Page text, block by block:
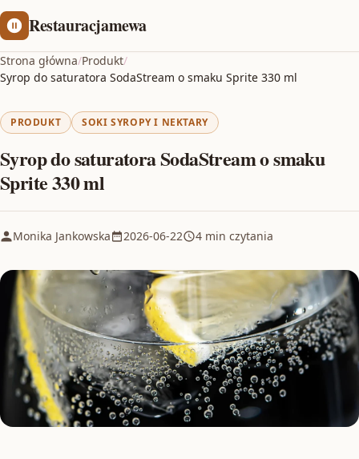
Restauracjamewa
Strona główna/Produkt/
Syrop do saturatora SodaStream o smaku Sprite 330 ml
PRODUKT SOKI SYROPY I NEKTARY
Syrop do saturatora SodaStream o smaku
Sprite 330 ml
Monika Jankowska 2026-06-22 4 min czytania